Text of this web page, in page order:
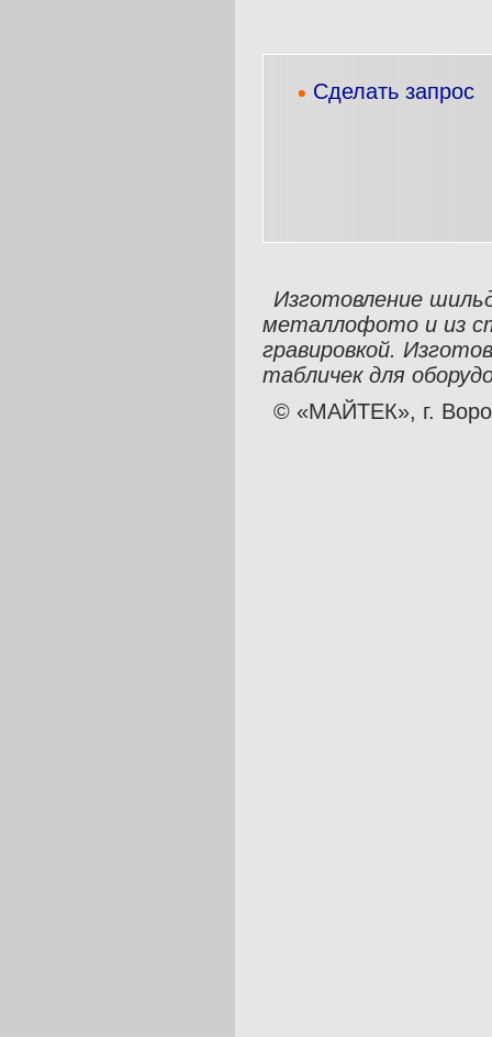
Сделать запрос
Изготовление
металлофото и из
гравировкой.
табличек для
© «МАЙТЕК», г.